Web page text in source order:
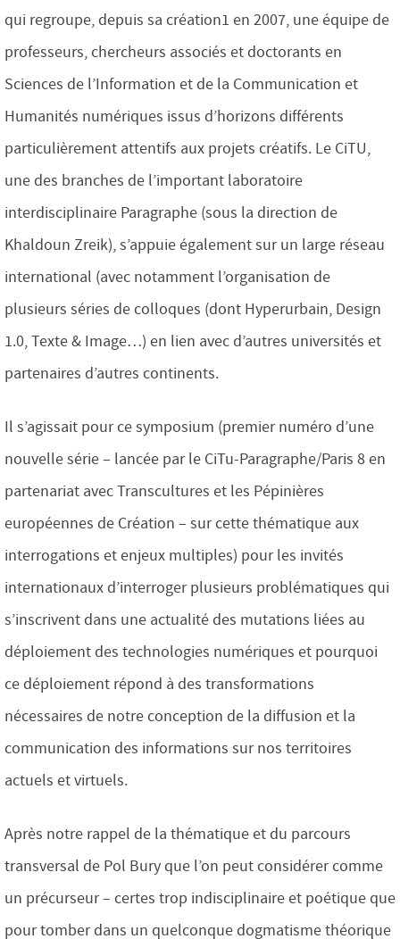
qui regroupe, depuis sa création1 en 2007, une équipe de
professeurs, chercheurs associés et doctorants en
Sciences de l’Information et de la Communication et
Humanités numériques issus d’horizons différents
particulièrement attentifs aux projets créatifs. Le CiTU,
une des branches de l’important laboratoire
interdisciplinaire Paragraphe (sous la direction de
Khaldoun Zreik), s’appuie également sur un large réseau
international (avec notamment l’organisation de
plusieurs séries de colloques (dont Hyperurbain, Design
1.0, Texte & Image…) en lien avec d’autres universités et
partenaires d’autres continents.
Il s’agissait pour ce symposium (premier numéro d’une
nouvelle série – lancée par le CiTu-Paragraphe/Paris 8 en
partenariat avec Transcultures et les Pépinières
européennes de Création – sur cette thématique aux
interrogations et enjeux multiples) pour les invités
internationaux d’interroger plusieurs problématiques qui
s’inscrivent dans une actualité des mutations liées au
déploiement des technologies numériques et pourquoi
ce déploiement répond à des transformations
nécessaires de notre conception de la diffusion et la
communication des informations sur nos territoires
actuels et virtuels.
Après notre rappel de la thématique et du parcours
transversal de Pol Bury que l’on peut considérer comme
un précurseur – certes trop indisciplinaire et poétique que
pour tomber dans un quelconque dogmatisme théorique